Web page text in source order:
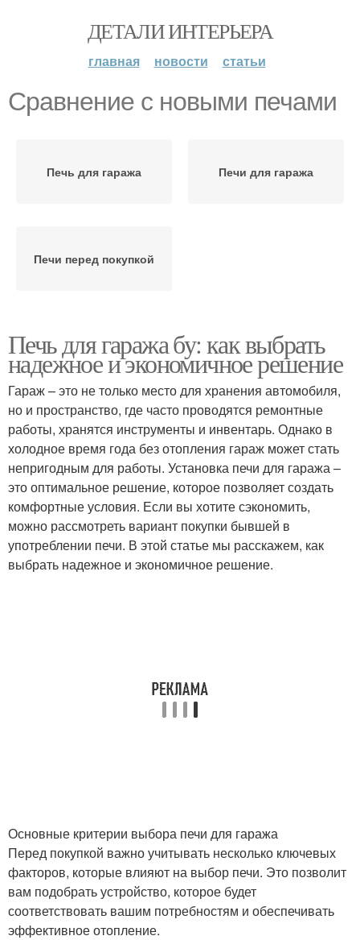
ДЕТАЛИ ИНТЕРЬЕРА
главная новости статьи
Сравнение с новыми печами
Печь для гаража Печи для гаража
Печи перед покупкой
Печь для гаража бу: как выбрать
надежное и экономичное решение
Гараж – это не только место для хранения автомобиля,
но и пространство, где часто проводятся ремонтные
работы, хранятся инструменты и инвентарь. Однако в
холодное время года без отопления гараж может стать
непригодным для работы. Установка печи для гаража –
это оптимальное решение, которое позволяет создать
комфортные условия. Если вы хотите сэкономить,
можно рассмотреть вариант покупки бывшей в
употреблении печи. В этой статье мы расскажем, как
выбрать надежное и экономичное решение.
Основные критерии выбора печи для гаража
Перед покупкой важно учитывать несколько ключевых
факторов, которые влияют на выбор печи. Это позволит
вам подобрать устройство, которое будет
соответствовать вашим потребностям и обеспечивать
эффективное отопление.